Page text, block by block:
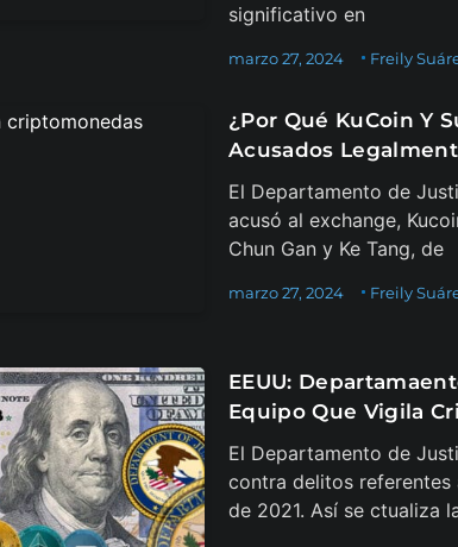
significativo en
Freily
marzo 27, 2024
¿Por Qué KuCoin Y
Acusados
El Departamento de
acusó al exchange,
Chun Gan y Ke Tang, de
Freily
marzo 27, 2024
EEUU:
Equipo Que Vigila
El Departamento de
contra delitos
de 2021. Así se ctualiza